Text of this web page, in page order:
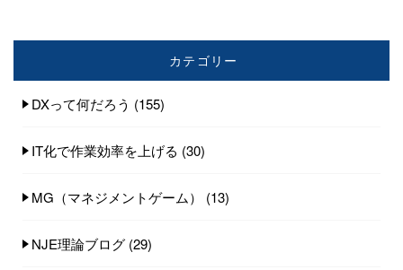
カテゴリー
DXって何だろう (155)
IT化で作業効率を上げる (30)
MG（マネジメントゲーム） (13)
NJE理論ブログ (29)